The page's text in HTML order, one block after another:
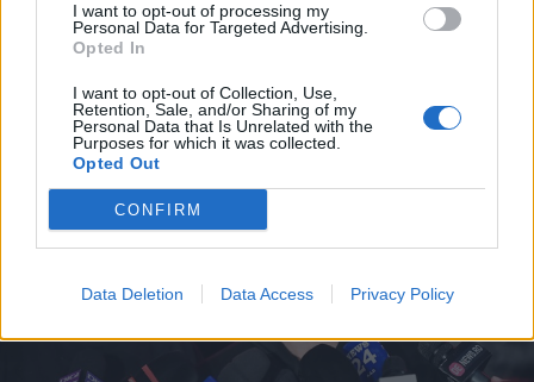
I want to opt-out of processing my
Personal Data for Targeted Advertising.
Opted In
I want to opt-out of Collection, Use,
Retention, Sale, and/or Sharing of my
Personal Data that Is Unrelated with the
Purposes for which it was collected.
Opted Out
CONFIRM
Data Deletion Data Access Privacy Policy
szobornál – térfigyelő rögzítette a
gyújtogatást